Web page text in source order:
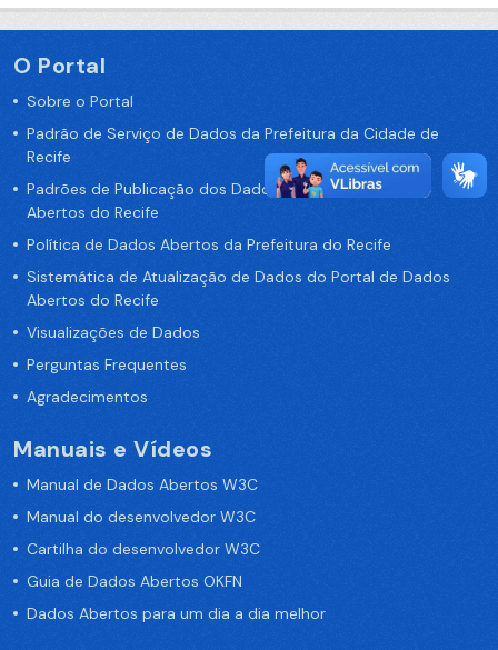
O Portal
Sobre o Portal
Padrão de Serviço de Dados da Prefeitura da Cidade de
Recife
Padrões de Publicação dos Dados no Portal de Dados
Abertos do Recife
Política de Dados Abertos da Prefeitura do Recife
Sistemática de Atualização de Dados do Portal de Dados
Abertos do Recife
Visualizações de Dados
Perguntas Frequentes
Agradecimentos
Manuais e Vídeos
Manual de Dados Abertos W3C
Manual do desenvolvedor W3C
Cartilha do desenvolvedor W3C
Guia de Dados Abertos OKFN
Dados Abertos para um dia a dia melhor